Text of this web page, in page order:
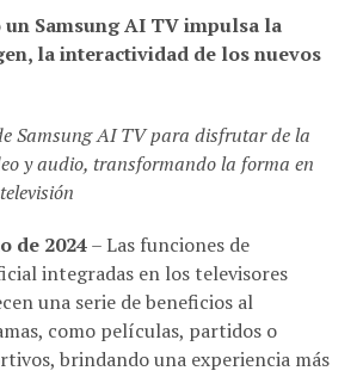
un Samsung AI TV impulsa la
la interactividad de los nuevos
Samsung AI TV para disfrutar de la
y audio, transformando la forma en
de 2024– Las funciones de
integradas en los televisores
una serie de beneficios al
como películas, partidos o
brindando una experiencia más